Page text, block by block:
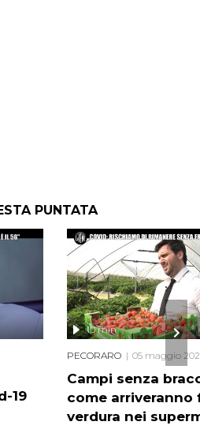
PUNTATA
19
Campi senza
come arriveranno
verdura nei
10 min
PECORARO 05 maggio